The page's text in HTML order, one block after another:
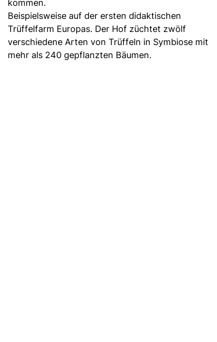
kommen.
Beispielsweise auf der ersten didaktischen
Trüffelfarm Europas. Der Hof züchtet zwölf
verschiedene Arten von Trüffeln in Symbiose mit
mehr als 240 gepflanzten Bäumen.